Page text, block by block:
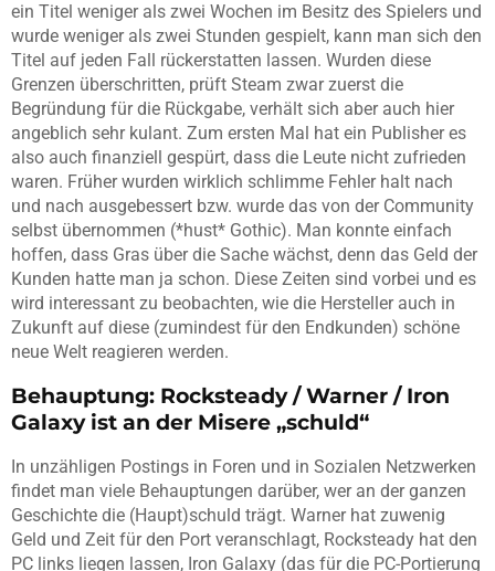
ein Titel weniger als zwei Wochen im Besitz des Spielers und
wurde weniger als zwei Stunden gespielt, kann man sich den
Titel auf jeden Fall rückerstatten lassen. Wurden diese
Grenzen überschritten, prüft Steam zwar zuerst die
Begründung für die Rückgabe, verhält sich aber auch hier
angeblich sehr kulant. Zum ersten Mal hat ein Publisher es
also auch finanziell gespürt, dass die Leute nicht zufrieden
waren. Früher wurden wirklich schlimme Fehler halt nach
und nach ausgebessert bzw. wurde das von der Community
selbst übernommen (*hust* Gothic). Man konnte einfach
hoffen, dass Gras über die Sache wächst, denn das Geld der
Kunden hatte man ja schon. Diese Zeiten sind vorbei und es
wird interessant zu beobachten, wie die Hersteller auch in
Zukunft auf diese (zumindest für den Endkunden) schöne
neue Welt reagieren werden.
Behauptung: Rocksteady / Warner / Iron
Galaxy ist an der Misere „schuld“
In unzähligen Postings in Foren und in Sozialen Netzwerken
findet man viele Behauptungen darüber, wer an der ganzen
Geschichte die (Haupt)schuld trägt. Warner hat zuwenig
Geld und Zeit für den Port veranschlagt, Rocksteady hat den
PC links liegen lassen, Iron Galaxy (das für die PC-Portierung